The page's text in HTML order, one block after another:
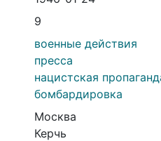
9
военные действия
пресса
нацистская
бомбардировка
Москва
Керчь